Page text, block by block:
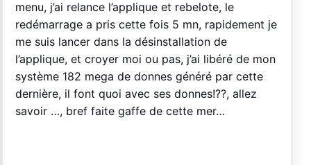
menu, j’ai relance l’applique et rebelote, le
redémarrage a pris cette fois 5 mn, rapidement je
me suis lancer dans la désinstallation de
l’applique, et croyer moi ou pas, j’ai libéré de mon
système 182 mega de donnes généré par cette
dernière, il font quoi avec ses donnes!??, allez
savoir …, bref faite gaffe de cette mer…